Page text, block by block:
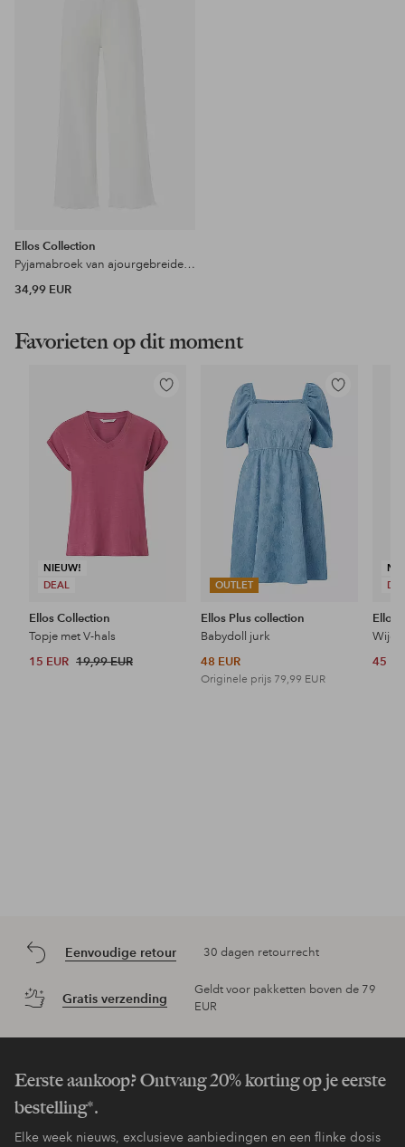
Ellos Collection
Pyjamabroek van ajourgebreide stijl
34,99 EUR
Favorieten op dit moment
NIEUW!
DEAL
Toevoegen
favorieten
Ellos Collection
Topje met V-hals
15 EUR 19,99 EUR
OUTLET
Toevoegen
aan
favorieten
Ellos Plus collection
Babydoll jurk
48 EUR
Originele prijs 79,99 EUR
Ellos
45
Eenvoudige retour 30 dagen retourrecht
Gratis verzending
Geldt voor pakketten boven de 79
EUR
Eerste aankoop? Ontvang 20% korting op je eerste
bestelling*.
Elke week nieuws, exclusieve aanbiedingen en een flinke dosis